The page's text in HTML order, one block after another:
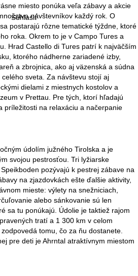
Súhlasiť
miesto ponúka veľa zábavy a akcie
návštevníkov každý rok. O
postarajú rôzne tematické týždne, ktoré
roka. Okrem to je v Campo Tures a
Hrad Castello di Tures patrí k najväčším
ktorého nádherne zariadené izby,
a zbrojnica, ako aj väzenská a súdna
sveta. Za návštevu stojí aj
dielami z miestnych kostolov a
v Prettau. Pre tých, ktorí hľadajú
príležitosti na relaxáciu a načerpanie
údolím južného Tirolska a je
svojou pestrosťou. Tri lyžiarske
pozývajú k pestrej zábave na
na zjazdovkách ešte ďalšie aktivity,
mieste: výlety na snežniciach,
alebo sánkovanie sú len
sa tu ponúkajú. Údolie je taktiež rajom
tratí a 1 300 km v celom
zodpovedá tomu, čo za ňu dostanete.
pre deti je Ahrntal atraktívnym miestom